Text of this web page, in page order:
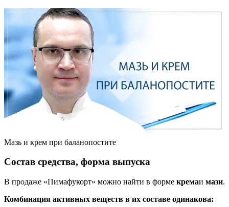
Мазь и крем при баланопостите
Состав средства, форма выпуска
В продаже «Пимафукорт» можно найти в форме кремаи мази.
Комбинация активных веществ в их составе одинакова: